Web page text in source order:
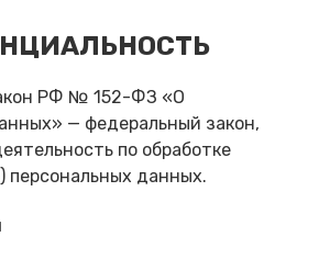
РФ № 152-ФЗ «О
— федеральный закон,
по обработке
персональных данных.